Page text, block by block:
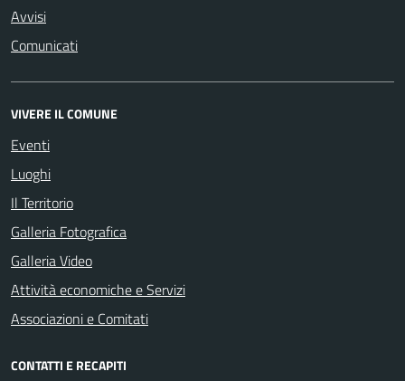
Avvisi
Comunicati
VIVERE IL COMUNE
Eventi
Luoghi
Il Territorio
Galleria Fotografica
Galleria Video
Attività economiche e Servizi
Associazioni e Comitati
CONTATTI E RECAPITI